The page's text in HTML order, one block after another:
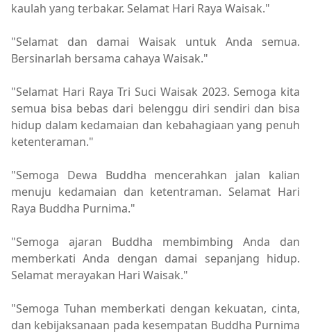
kaulah yang terbakar. Selamat Hari Raya Waisak."
"Selamat dan damai Waisak untuk Anda semua.
Bersinarlah bersama cahaya Waisak."
"Selamat Hari Raya Tri Suci Waisak 2023. Semoga kita
semua bisa bebas dari belenggu diri sendiri dan bisa
hidup dalam kedamaian dan kebahagiaan yang penuh
ketenteraman."
"Semoga Dewa Buddha mencerahkan jalan kalian
menuju kedamaian dan ketentraman. Selamat Hari
Raya Buddha Purnima."
"Semoga ajaran Buddha membimbing Anda dan
memberkati Anda dengan damai sepanjang hidup.
Selamat merayakan Hari Waisak."
"Semoga Tuhan memberkati dengan kekuatan, cinta,
dan kebijaksanaan pada kesempatan Buddha Purnima